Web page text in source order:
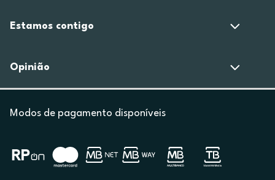
Estamos contigo
Opinião
Modos de pagamento disponíveis